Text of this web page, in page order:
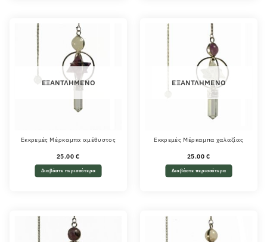
ΕΞΑΝΤΛΗΜΈΝΟ
Εκκρεμές Μέρκαμπα αμέθυστος
25.00 €
Διαβάστε περισσότερα
ΕΞΑΝΤΛΗΜΈΝΟ
Εκκρεμές Μέρκαμπα χαλαζίας
25.00 €
Διαβάστε περισσότερα